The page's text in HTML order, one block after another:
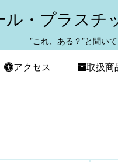
ル・プラスチ
”これ、ある？”と聞い
アクセス 取扱商